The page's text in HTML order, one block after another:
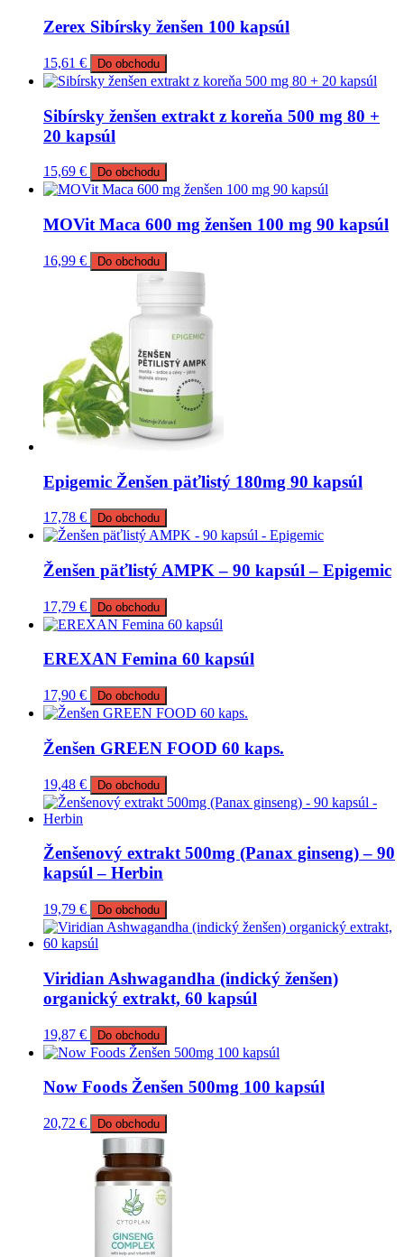
Zerex Sibírsky ženšen 100 kapsúl
15,61 € Do obchodu
Sibírsky ženšen extrakt z koreňa 500 mg 80 +
20 kapsúl
15,69 € Do obchodu
MOVit Maca 600 mg ženšen 100 mg 90 kapsúl
16,99 € Do obchodu
Epigemic Ženšen päťlistý 180mg 90 kapsúl
17,78 € Do obchodu
Ženšen päťlistý AMPK – 90 kapsúl – Epigemic
17,79 € Do obchodu
EREXAN Femina 60 kapsúl
17,90 € Do obchodu
Ženšen GREEN FOOD 60 kaps.
19,48 € Do obchodu
Ženšenový extrakt 500mg (Panax ginseng) – 90
kapsúl – Herbin
19,79 € Do obchodu
Viridian Ashwagandha (indický ženšen)
organický extrakt, 60 kapsúl
19,87 € Do obchodu
Now Foods Ženšen 500mg 100 kapsúl
20,72 € Do obchodu